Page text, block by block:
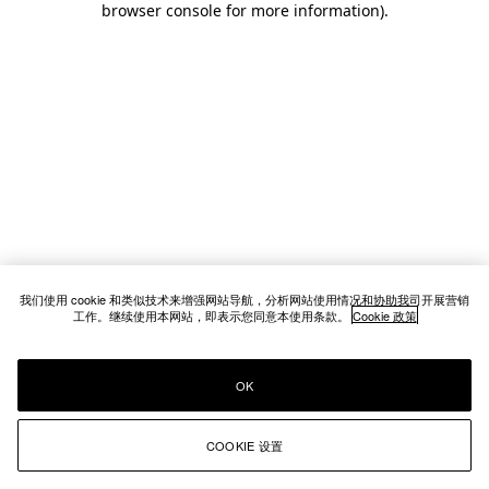
browser console for more information).
我们使用 cookie 和类似技术来增强网站导航，分析网站使用情况和协助我司开展营销
工作。继续使用本网站，即表示您同意本使用条款。 Cookie 政策
COOKIE 设置
OK